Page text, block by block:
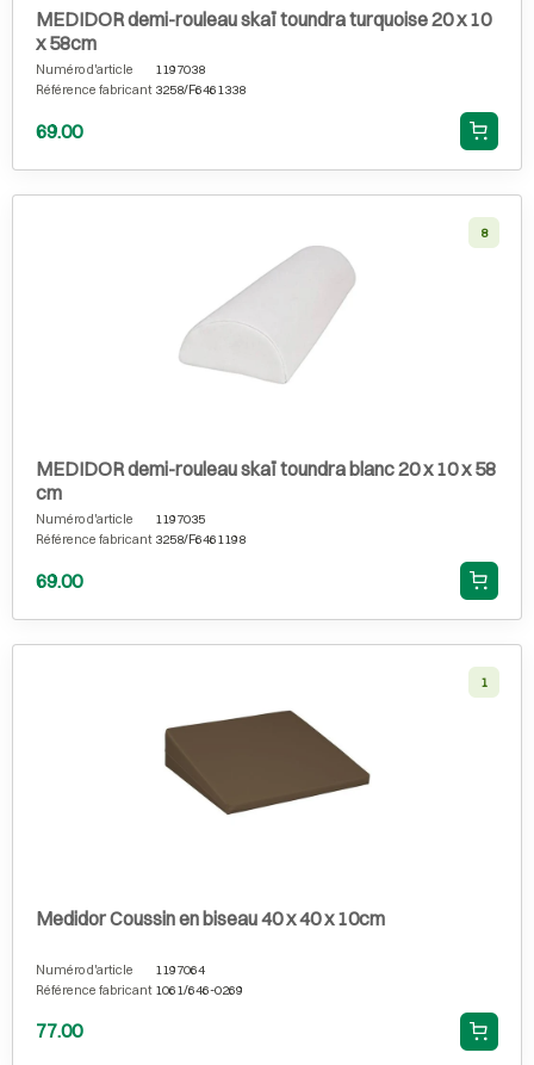
MEDIDOR demi-rouleau skaï toundra turquoise 20 x 10
x 58cm
Numéro d'article
1197038
Référence fabricant 3258/F6461338
69.00
8
MEDIDOR demi-rouleau skaï toundra blanc 20 x 10 x 58
cm
Numéro d'article
1197035
Référence fabricant 3258/F6461198
69.00
1
Medidor Coussin en biseau 40 x 40 x 10cm
Numéro d'article
1197064
Référence fabricant 1061/646-0269
77.00